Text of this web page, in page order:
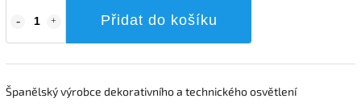
Přidat do košíku
Španělský výrobce dekorativního a technického osvětlení